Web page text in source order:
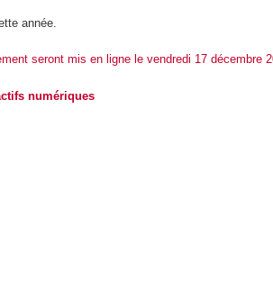
année.
seront mis en ligne le vendredi 17 décembre
numériques